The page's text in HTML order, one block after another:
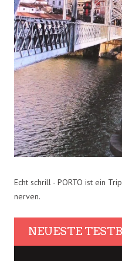
Echt schrill - PORTO ist ein
nerven.
NEUESTE